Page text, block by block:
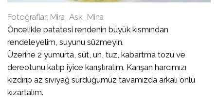
Fotoğraflar: Mira_Ask_Mina
Öncelikle patatesi rendenin büyük kısmından
rendeleyelim, suyunu süzmeyin.
Üzerine 2 yumurta, süt, un, tuz, kabartma tozu ve
dereotunu katıp iyice karıştıralım. Karışan harcımızı
kızdırıp az sıvıyağ sürdüğümüz tavamızda arkalı önlü
kızartalım.